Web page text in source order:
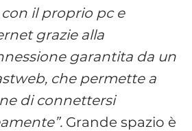
il proprio pc e
grazie alla
garantita da un
che permette a
di connettersi
Grande spazio è